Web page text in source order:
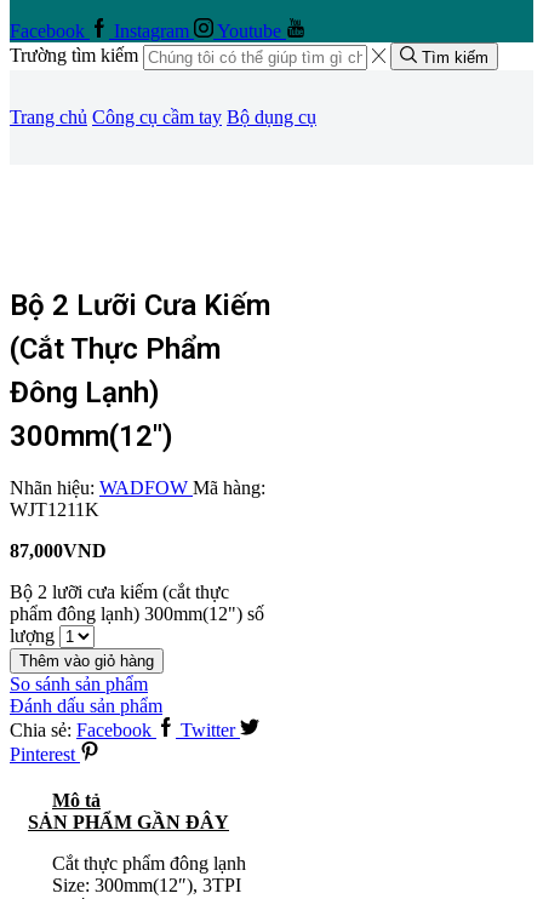
Facebook Instagram
Youtube
Trường tìm kiếm
Tìm kiếm
Trang chủ Công cụ cầm tay Bộ dụng cụ
Bộ 2 Lưỡi Cưa Kiếm
(cắt Thực Phẩm
Đông Lạnh)
300mm(12″)
Nhãn hiệu: WADFOW Mã hàng:
WJT1211K
87,000VND
Bộ 2 lưỡi cưa kiếm (cắt thực
phẩm đông lạnh) 300mm(12") số
lượng
Thêm vào giỏ hàng
So sánh sản phẩm
Đánh dấu sản phẩm
Chia sẻ: Facebook
Twitter
Pinterest
Mô tả
SẢN PHẨM GẦN ĐÂY
Cắt thực phẩm đông lạnh
Size: 300mm(12″), 3TPI